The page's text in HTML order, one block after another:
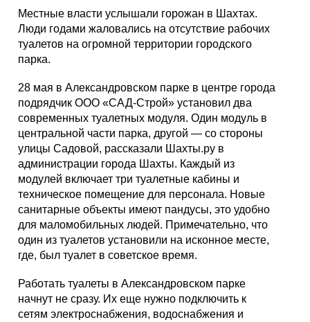
Местные власти услышали горожан в Шахтах.
Люди годами жаловались на отсутствие рабочих
туалетов на огромной территории городского
парка.
28 мая в Александровском парке в центре города
подрядчик ООО «САД-Строй» установил два
современных туалетных модуля. Один модуль в
центральной части парка, другой — со стороны
улицы Садовой, рассказали Шахты.ру в
администрации города Шахты. Каждый из
модулей включает три туалетные кабины и
техническое помещение для персонала. Новые
санитарные объекты имеют пандусы, это удобно
для маломобильных людей. Примечательно, что
один из туалетов установили на исконное месте,
где, был туалет в советское время.
Работать туалеты в Александровском парке
начнут не сразу. Их еще нужно подключить к
сетям электроснабжения, водоснабжения и